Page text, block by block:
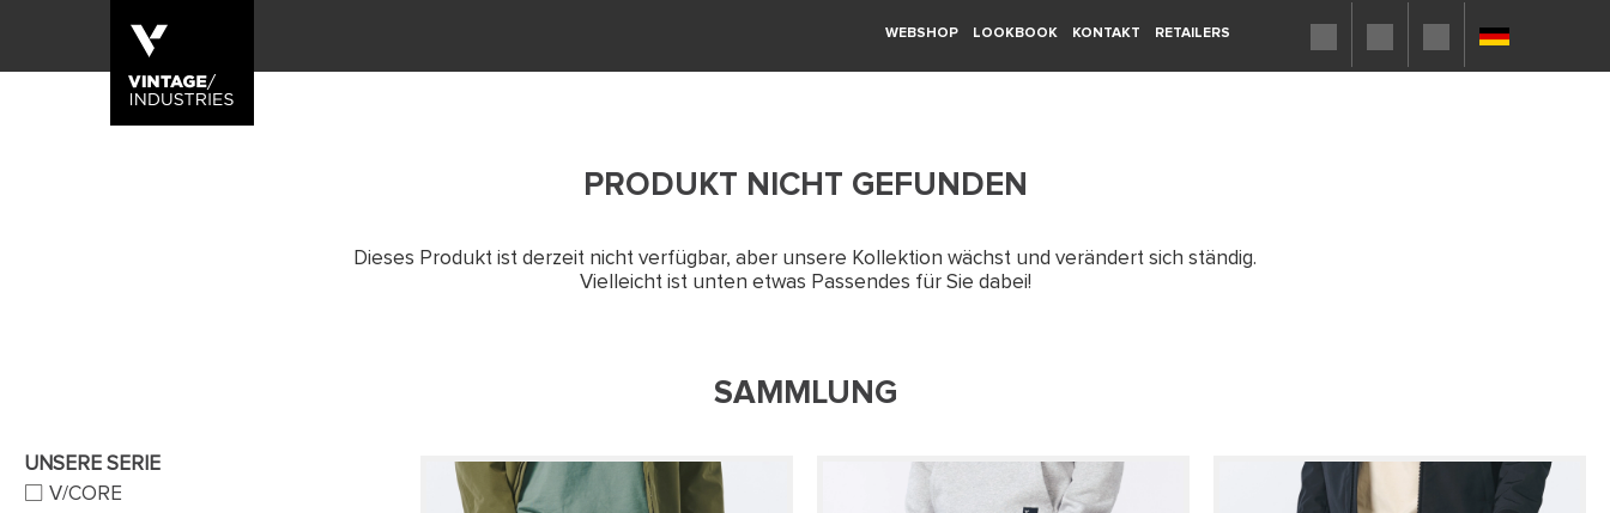
WEBSHOP LOOKBOOK KONTAKT RETAILERS
PRODUKT NICHT GEFUNDEN
Dieses Produkt ist derzeit nicht verfügbar, aber unsere Kollektion wächst und verändert sich ständig.
Vielleicht ist unten etwas Passendes für Sie dabei!
SAMMLUNG
UNSERE SERIE
V/CORE